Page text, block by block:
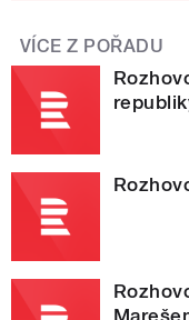
VÍCE Z POŘADU